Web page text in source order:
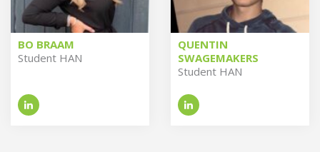
BO BRAAM
Stu­dent HAN
QUENTIN
SWAGEMAKERS
Stu­dent HAN